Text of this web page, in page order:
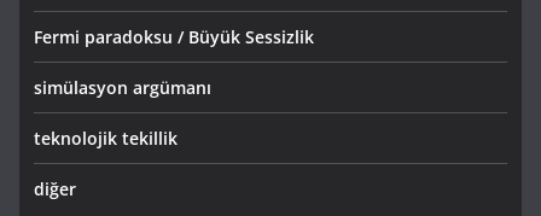
Fermi paradoksu / Büyük Sessizlik
simülasyon argümanı
teknolojik tekillik
diğer